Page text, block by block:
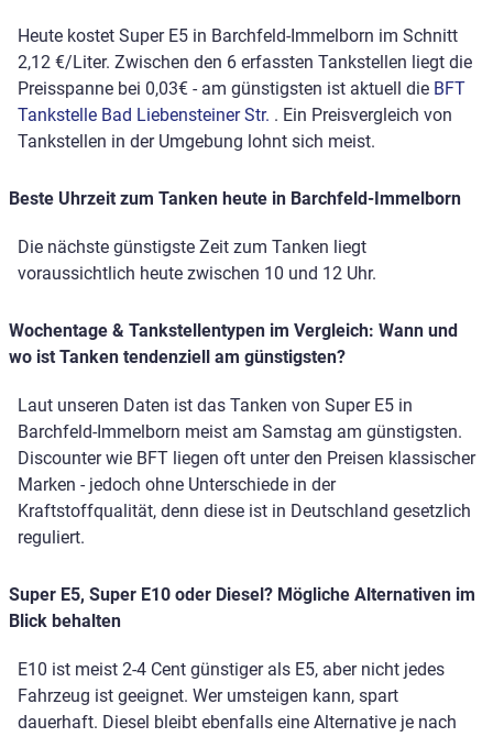
Heute kostet Super E5 in Barchfeld-Immelborn im Schnitt
2,12 €/Liter. Zwischen den 6 erfassten Tankstellen liegt die
Preisspanne bei 0,03€ - am günstigsten ist aktuell die BFT
Tankstelle Bad Liebensteiner Str. . Ein Preisvergleich von
Tankstellen in der Umgebung lohnt sich meist.
Beste Uhrzeit zum Tanken heute in Barchfeld-Immelborn
Die nächste günstigste Zeit zum Tanken liegt
voraussichtlich heute zwischen 10 und 12 Uhr.
Wochentage & Tankstellentypen im Vergleich: Wann und
wo ist Tanken tendenziell am günstigsten?
Laut unseren Daten ist das Tanken von Super E5 in
Barchfeld-Immelborn meist am Samstag am günstigsten.
Discounter wie BFT liegen oft unter den Preisen klassischer
Marken - jedoch ohne Unterschiede in der
Kraftstoffqualität, denn diese ist in Deutschland gesetzlich
reguliert.
Super E5, Super E10 oder Diesel? Mögliche Alternativen im
Blick behalten
E10 ist meist 2-4 Cent günstiger als E5, aber nicht jedes
Fahrzeug ist geeignet. Wer umsteigen kann, spart
dauerhaft. Diesel bleibt ebenfalls eine Alternative je nach